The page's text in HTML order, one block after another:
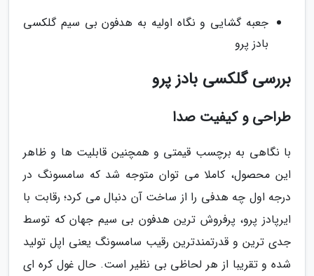
جعبه گشایی و نگاه اولیه به هدفون بی سیم گلکسی
بادز پرو
بررسی گلکسی بادز پرو
طراحی و کیفیت صدا
با نگاهی به برچسب قیمتی و همچنین قابلیت ها و ظاهر
این محصول، کاملا می توان متوجه شد که سامسونگ در
درجه اول چه هدفی را از ساخت آن دنبال می کرد؛ رقابت با
ایرپادز پرو، پرفروش ترین هدفون بی سیم جهان که توسط
جدی ترین و قدرتمندترین رقیب سامسونگ یعنی اپل تولید
شده و تقریبا از هر لحاظی بی نظیر است. حال غول کره ای